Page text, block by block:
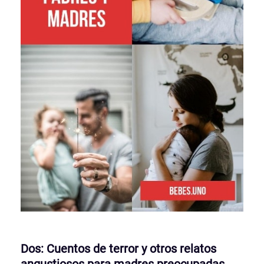
Dos: Cuentos de terror y otros relatos